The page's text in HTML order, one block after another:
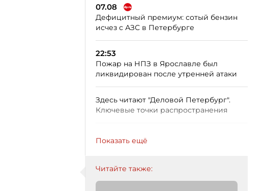
07.08
Дефицитный премиум: сотый бензин
исчез с АЗС в Петербурге
22:53
Пожар на НПЗ в Ярославле был
ликвидирован после утренней атаки
Здесь читают "Деловой Петербург".
Ключевые точки распространения
Показать ещё
Читайте также: